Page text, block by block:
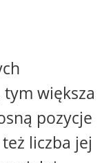
większa
pozycje
liczba jej